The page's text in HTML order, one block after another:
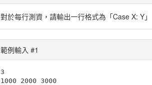
對於每行測資，請輸出一行格式為「Case X: Y
範例輸入 #1
3
1000 2000 3000